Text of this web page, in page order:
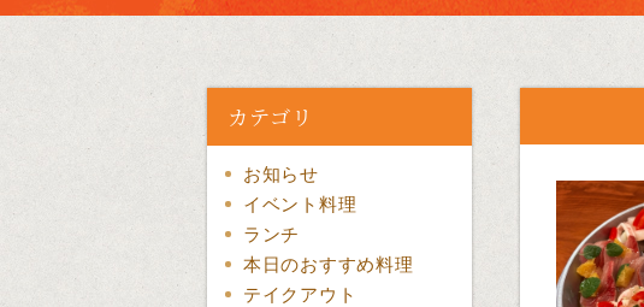
カテゴリ
お知らせ
イベント料理
ランチ
本日のおすすめ料理
テイクアウト